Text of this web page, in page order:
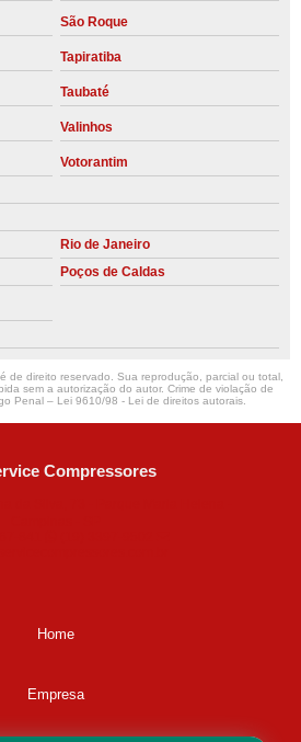
São Roque
Tapiratiba
Taubaté
Valinhos
Votorantim
Rio de Janeiro
Poços de Caldas
de direito reservado. Sua reprodução, parcial ou total,
sem a autorização do autor. Crime de violação de
Penal – Lei 9610/98 - Lei de direitos autorais.
Compressores
Home
Empresa